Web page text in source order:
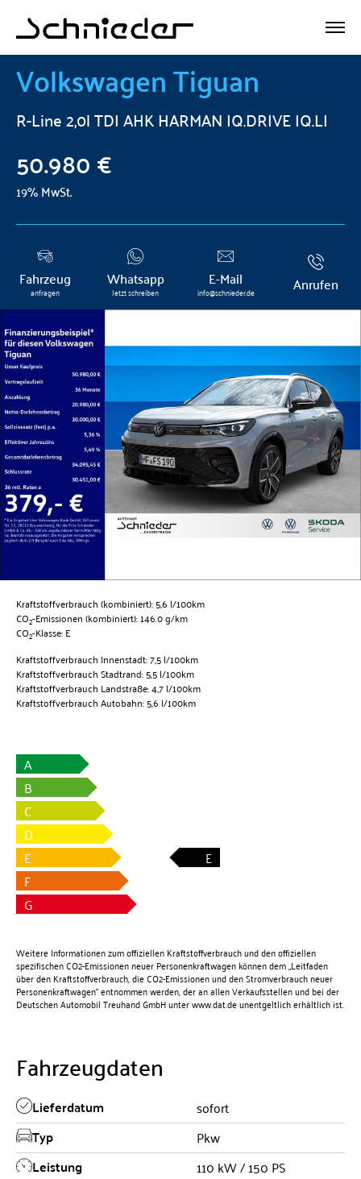
VolkswagenTiguan
R-Line 2,0l TDI AHK HARMAN IQ.DRIVE IQ.LI
50.980 €
19% MwSt.
Fahrzeug
anfragen
Whatsapp
Jetzt schreiben
E-Mail
info@schnieder.de Anrufen
Kraftstoffverbrauch (kombiniert):5,6 l/100km
CO2-Emissionen (kombiniert):146.0 g/km
CO2-Klasse:E
Kraftstoffverbrauch Innenstadt:7,5 l/100km
Kraftstoffverbrauch Stadtrand:5,5 l/100km
Kraftstoffverbrauch Landstraße:4,7 l/100km
Kraftstoffverbrauch Autobahn:5,6 l/100km
A
B
C
D
E
E
F
G
Weitere Informationen zum offiziellen Kraftstoffverbrauch und den offiziellen
spezifischen CO2-Emissionen neuer Personenkraftwagen können dem „Leitfaden
über den Kraftstoffverbrauch, die CO2-Emissionen und den Stromverbrauch neuer
Personenkraftwagen“ entnommen werden, der an allen Verkaufsstellen und bei der
Deutschen Automobil Treuhand GmbH unterwww.dat.deunentgeltlich erhältlich ist.
Fahrzeugdaten
Lieferdatum sofort
Typ Pkw
Leistung 110 kW / 150 PS